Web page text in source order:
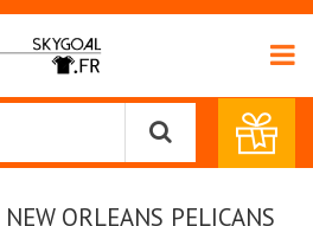
ORLEANS PELICANS